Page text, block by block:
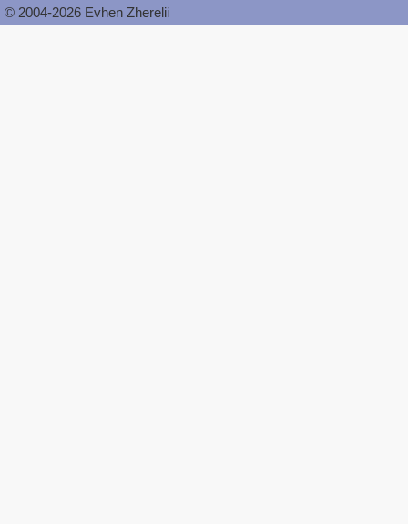
© 2004-2026 Evhen Zherelii